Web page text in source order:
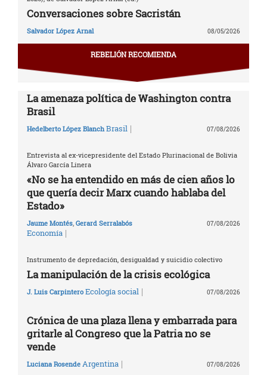
Conversaciones sobre Sacristán
Salvador López Arnal 08/05/2026
REBELIÓN RECOMIENDA
La amenaza política de Washington contra
Brasil
Hedelberto López Blanch Brasil | 07/08/2026
Entrevista al ex-vicepresidente del Estado Plurinacional de Bolivia
Álvaro García Linera
«No se ha entendido en más de cien años lo
que quería decir Marx cuando hablaba del
Estado»
Jaume Montés, Gerard Serralabós
Economía |
07/08/2026
Instrumento de depredación, desigualdad y suicidio colectivo
La manipulación de la crisis ecológica
J. Luis Carpintero Ecología social | 07/08/2026
Crónica de una plaza llena y embarrada para
gritarle al Congreso que la Patria no se
vende
Luciana Rosende Argentina | 07/08/2026